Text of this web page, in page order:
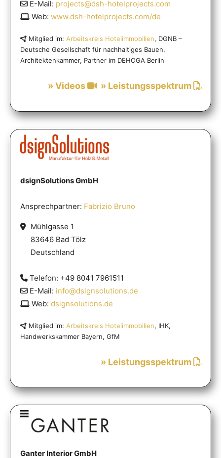
E-Mail: projects@dsh-hotelprojects.com
Web: www.dsh-hotelprojects.com/de
Mitglied im: Arbeitskreis Hotelimmobilien, DGNB –
Deutsche Gesellschaft für nachhaltiges Bauen,
Architektenkammer, Partner im DEHOGA Berlin
» Leistungsspektrum
» Videos
dsignSolutions GmbH
Ansprechpartner: Fabrizio Bruno
Mühlgasse 1
83646 Bad Tölz
Deutschland
Telefon: +49 8041 7961511
E-Mail: info@dsignsolutions.de
Web: dsignsolutions.de
Mitglied im: Arbeitskreis Hotelimmobilien, IHK,
Handwerkskammer Bayern, GfM
» Leistungsspektrum
Ganter Interior GmbH